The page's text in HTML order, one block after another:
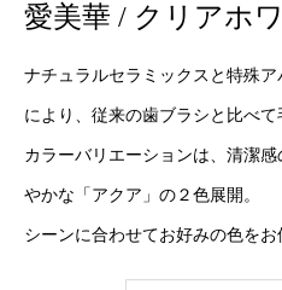
愛美華 / クリアホ
ナチュラルセラミックスと特殊
により、従来の歯ブラシと比べて
カラーバリエーションは、清潔
やかな「アクア」の２色展開。
シーンに合わせてお好みの色をお